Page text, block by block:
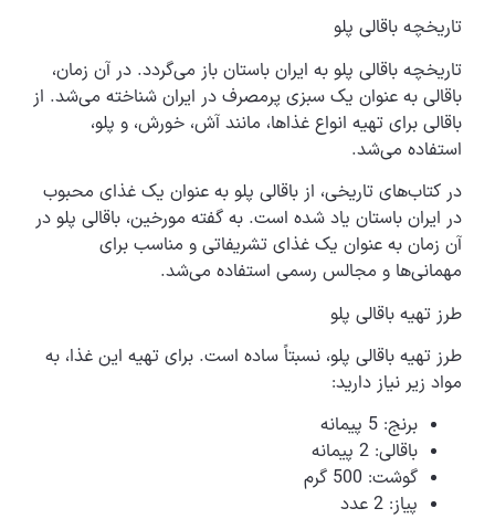
تاریخچه باقالی پلو
تاریخچه باقالی پلو به ایران باستان باز می‌گردد. در آن زمان،
باقالی به عنوان یک سبزی پرمصرف در ایران شناخته می‌شد. از
باقالی برای تهیه انواع غذاها، مانند آش، خورش، و پلو،
استفاده می‌شد.
در کتاب‌های تاریخی، از باقالی پلو به عنوان یک غذای محبوب
در ایران باستان یاد شده است. به گفته مورخین، باقالی پلو در
آن زمان به عنوان یک غذای تشریفاتی و مناسب برای
مهمانی‌ها و مجالس رسمی استفاده می‌شد.
طرز تهیه باقالی پلو
طرز تهیه باقالی پلو، نسبتاً ساده است. برای تهیه این غذا، به
مواد زیر نیاز دارید:
برنج: 5 پیمانه
باقالی: 2 پیمانه
گوشت: 500 گرم
پیاز: 2 عدد